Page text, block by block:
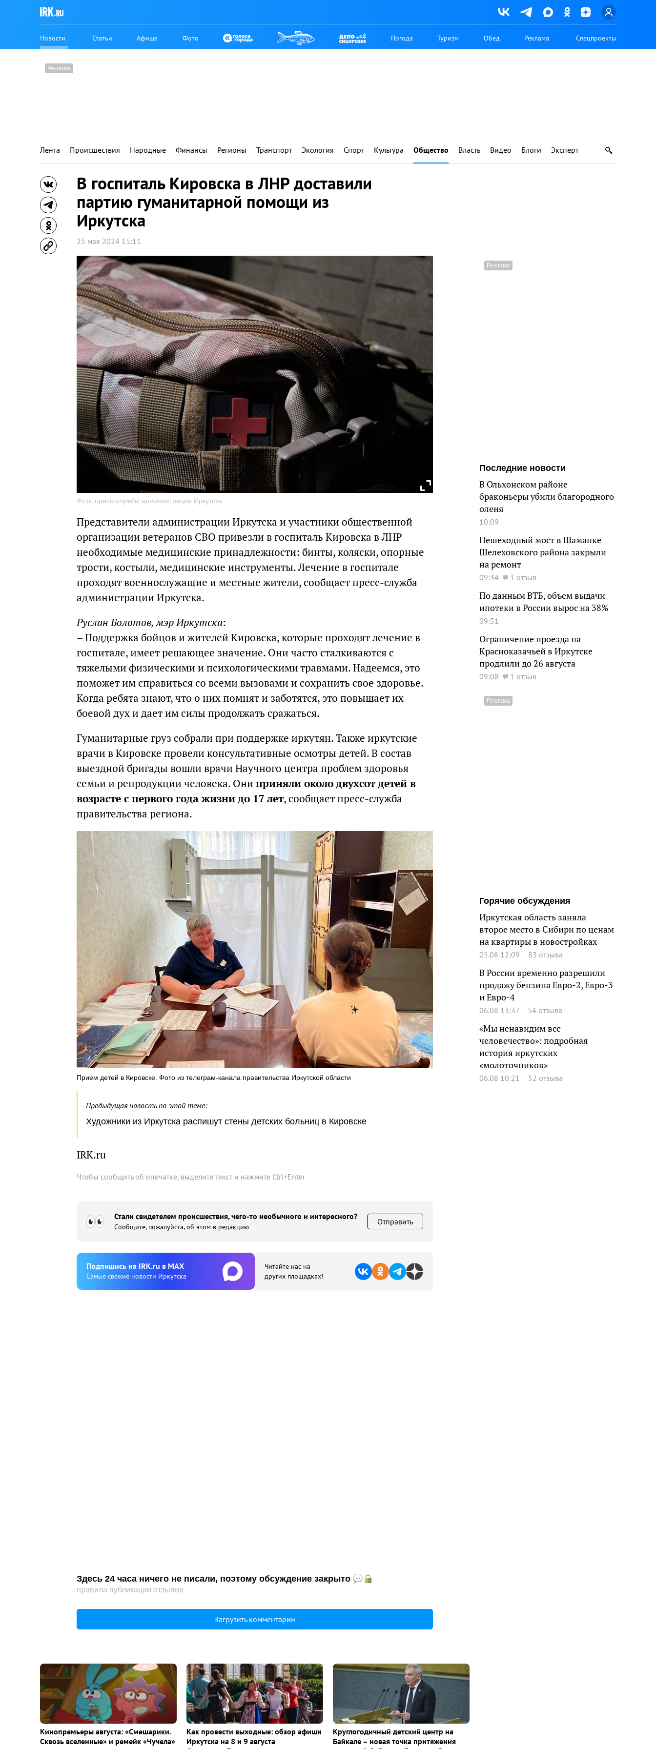
Новости Статьи Афиша Фото Погода Туризм Обед Реклама Спецпроекты
Лента Происшествия Народные Финансы Регионы Транспорт Экология Спорт Культура Общество Власть Видео Блоги Эксперт
В госпиталь Кировска в ЛНР доставили
партию гуманитарной помощи из
Иркутска
25 мая 2024 15:11
Фото пресс-службы администрации Иркутска
Представители администрации Иркутска и участники общественной
организации ветеранов СВО привезли в госпиталь Кировска в ЛНР
необходимые медицинские принадлежности: бинты, коляски, опорные
трости, костыли, медицинские инструменты. Лечение в госпитале
проходят военнослужащие и местные жители, сообщает пресс-служба
администрации Иркутска.
Руслан Болотов, мэр Иркутска:
– Поддержка бойцов и жителей Кировска, которые проходят лечение в
госпитале, имеет решающее значение. Они часто сталкиваются с
тяжелыми физическими и психологическими травмами. Надеемся, это
поможет им справиться со всеми вызовами и сохранить свое здоровье.
Когда ребята знают, что о них помнят и заботятся, это повышает их
боевой дух и дает им силы продолжать сражаться.
Гуманитарные груз собрали при поддержке иркутян. Также иркутские
врачи в Кировске провели консультативные осмотры детей. В состав
выездной бригады вошли врачи Научного центра проблем здоровья
семьи и репродукции человека. Они приняли около двухсот детей в
возрасте с первого года жизни до 17 лет, сообщает пресс-служба
правительства региона.
Прием детей в Кировске. Фото из телеграм-канала правительства Иркутской области
Предыдущая новость по этой теме:
Художники из Иркутска распишут стены детских больниц в Кировске
IRK.ru
Чтобы сообщить об опечатке, выделите текст и нажмите Ctrl+Enter
Стали свидетелем происшествия, чего-то необычного и интересного?
Сообщите, пожалуйста, об этом в редакцию
Отправить
Подпишиcь на IRK.ru в MAX
Cамые свежие новости Иркутска
Читайте нас на
других площадках!
Здесь 24 часа ничего не писали, поэтому обсуждение закрыто
правила публикации отзывов
Загрузить комментарии
Последние новости
В Ольхонском районе
браконьеры убили благородного
оленя
10:09
Пешеходный мост в Шаманке
Шелеховского района закрыли
на ремонт
09:34 1 отзыв
По данным ВТБ, объем выдачи
ипотеки в России вырос на 38%
09:31
Ограничение проезда на
Красноказачьей в Иркутске
продлили до 26 августа
09:08 1 отзыв
Горячие обсуждения
Иркутская область заняла
второе место в Сибири по ценам
на квартиры в новостройках
05.08 12:09 83 отзыва
В России временно разрешили
продажу бензина Евро-2, Евро-3
и Евро-4
06.08 13:37 54 отзыва
«Мы ненавидим все
человечество»: подробная
история иркутских
«молоточников»
06.08 10:21 52 отзыва
Кинопремьеры августа: «Смешарики.
Сквозь вселенные» и ремейк «Чучела»
Как провести выходные: обзор афиши
Иркутска на 8 и 9 августа
Круглогодичный детский центр на
Байкале – новая точка притяжения